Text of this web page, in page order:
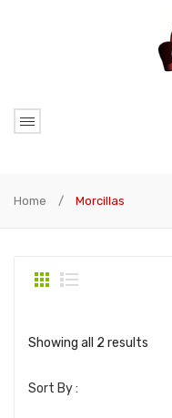
Home / Morcillas
Showing all 2 results
Sort By :